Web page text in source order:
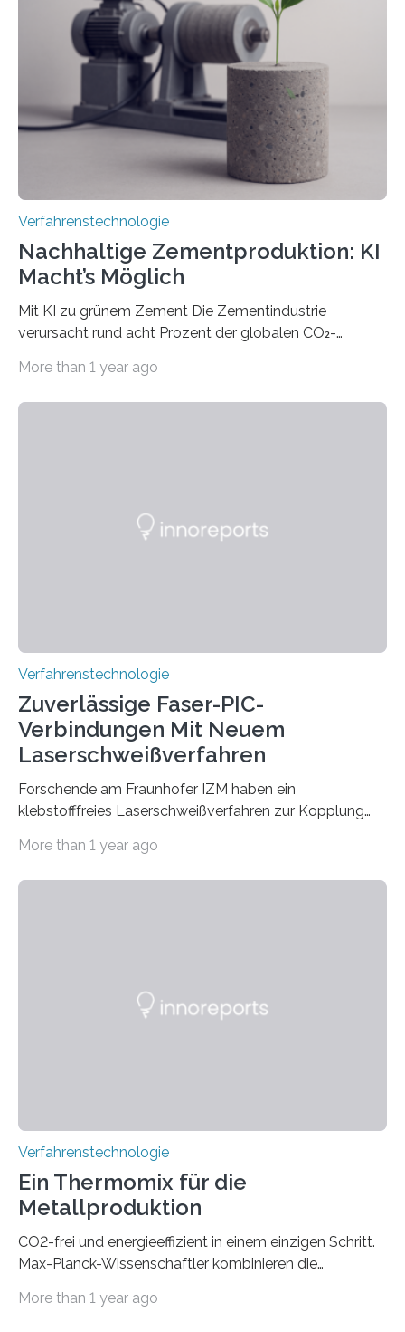
das gewünschte Muster und bringen es direkt auf die
Werkstückoberfläche. Das beschleunigt die
Bearbeitung deutlich und eröffnet neue Möglichkeiten
für Branchen wie die stahl- und metallverarbeitende
Industrie oder die Glasverarbeitung. Erste Tests…
Verfahrenstechnologie
Nachhaltige Zementproduktion: KI
Macht’s Möglich
Mit KI zu grünem Zement Die Zementindustrie
verursacht rund acht Prozent der globalen CO₂-
Flugverkehr. Forschende am Paul Scherrer Institut PSI
brennen, der Grundstoff für baufertigen Zement. Wenig
More than 1 year ago
Verfahrenstechnologie
Zuverlässige Faser-PIC-
Verbindungen Mit Neuem
Laserschweißverfahren
Forschende am Fraunhofer IZM haben ein
klebstofffreies Laserschweißverfahren zur Kopplung
optischen Glasfasern realisiert, welches auch in
Tieftemperaturumgebung ist unerlässlich zur
More than 1 year ago
Verfahrenstechnologie
Ein Thermomix für die
Metallproduktion
CO2-frei und energieeffizient in einem einzigen Schritt.
Max-Planck-Wissenschaftler kombinieren die
von Metallen und Legierungen in einem einzigen,
More than 1 year ago